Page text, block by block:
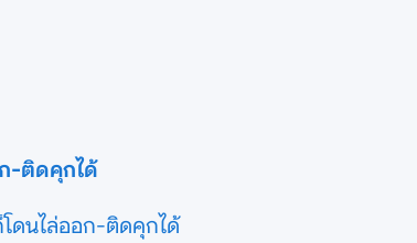
ก-ติดคุกได้
ดนไล่ออก-ติดคุกได้